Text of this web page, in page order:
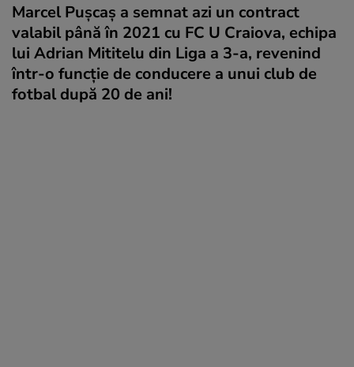
Marcel Pușcaș a semnat azi un contract
valabil până în 2021 cu FC U Craiova, echipa
lui Adrian Mititelu din Liga a 3-a, revenind
într-o funcție de conducere a unui club de
fotbal după 20 de ani!